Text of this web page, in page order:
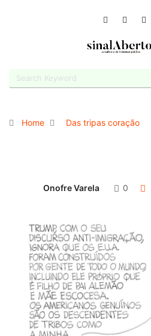
Home Das tripas coração
Onofre Varela 0